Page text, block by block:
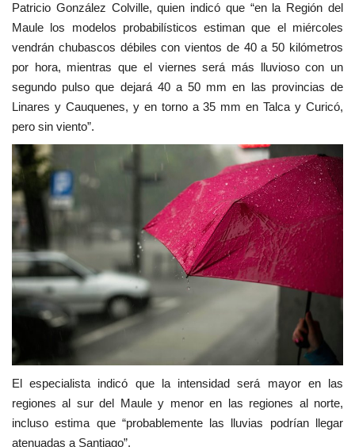
Patricio González Colville, quien indicó que “en la Región del
Maule los modelos probabilísticos estiman que el miércoles
vendrán chubascos débiles con vientos de 40 a 50 kilómetros
por hora, mientras que el viernes será más lluvioso con un
segundo pulso que dejará 40 a 50 mm en las provincias de
Linares y Cauquenes, y en torno a 35 mm en Talca y Curicó,
pero sin viento”.
El especialista indicó que la intensidad será mayor en las
regiones al sur del Maule y menor en las regiones al norte,
incluso estima que “probablemente las lluvias podrían llegar
atenuadas a Santiago”.